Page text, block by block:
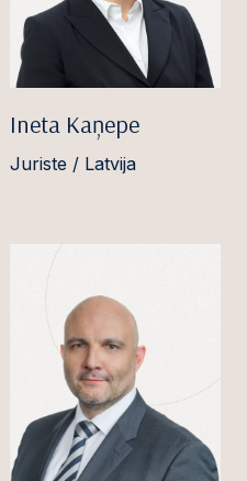
Ineta Kaņepe
Juriste / Latvija